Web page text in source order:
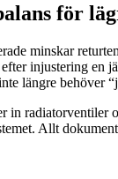
för
minskar
injustering
längre behöver
Allt